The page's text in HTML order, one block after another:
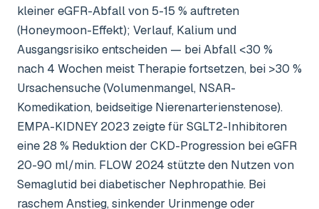
kleiner eGFR-Abfall von 5-15 % auftreten
(Honeymoon-Effekt); Verlauf, Kalium und
Ausgangsrisiko entscheiden — bei Abfall <30 %
nach 4 Wochen meist Therapie fortsetzen, bei >30 %
Ursachensuche (Volumenmangel, NSAR-
Komedikation, beidseitige Nierenarterienstenose).
EMPA-KIDNEY 2023 zeigte für SGLT2-Inhibitoren
eine 28 % Reduktion der CKD-Progression bei eGFR
20-90 ml/min. FLOW 2024 stützte den Nutzen von
Semaglutid bei diabetischer Nephropathie. Bei
raschem Anstieg, sinkender Urinmenge oder